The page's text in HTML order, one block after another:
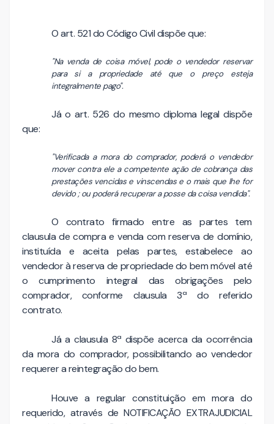
O art. 521 do Código Civil dispõe que:
"Na venda de coisa móvel, pode o vendedor reservar
para si a propriedade até que o preço esteja
integralmente pago".
Já o art. 526 do mesmo diploma legal dispõe
que:
"Verificada a mora do comprador, poderá o vendedor
mover contra ele a competente ação de cobrança das
prestações vencidas e vinscendas e o mais que lhe for
devido ; ou poderá recuperar a posse da coisa vendida".
O contrato firmado entre as partes tem
clausula de compra e venda com reserva de domínio,
instituída e aceita pelas partes, estabelece ao
vendedor à reserva de propriedade do bem móvel até
o cumprimento integral das obrigações pelo
comprador, conforme clausula 3ª do referido
contrato.
Já a clausula 8ª dispõe acerca da ocorrência
da mora do comprador, possibilitando ao vendedor
requerer a reintegração do bem.
Houve a regular constituição em mora do
requerido, através de NOTIFICAÇÃO EXTRAJUDICIAL